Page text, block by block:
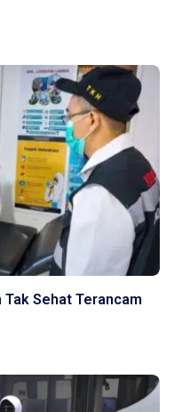
Sehat Terancam